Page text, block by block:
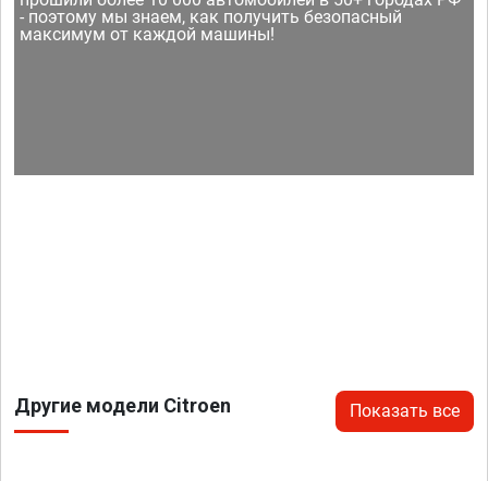
- поэтому мы знаем, как получить безопасный
максимум от каждой машины!
Другие модели Citroen Показать все